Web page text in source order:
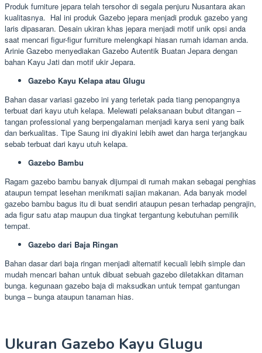
Produk furniture jepara telah tersohor di segala penjuru Nusantara akan
kualitasnya. Hal ini produk Gazebo jepara menjadi produk gazebo yang
laris dipasaran. Desain ukiran khas jepara menjadi motif unik opsi anda
saat mencari figur-figur furniture melengkapi hiasan rumah idaman anda.
Arinie Gazebo menyediakan Gazebo Autentik Buatan Jepara dengan
bahan Kayu Jati dan motif ukir Jepara.
Gazebo Kayu Kelapa atau Glugu
Bahan dasar variasi gazebo ini yang terletak pada tiang penopangnya
terbuat dari kayu utuh kelapa. Melewati pelaksanaan bubut ditangan –
tangan professional yang berpengalaman menjadi karya seni yang baik
dan berkualitas. Tipe Saung ini diyakini lebih awet dan harga terjangkau
sebab terbuat dari kayu utuh kelapa.
Gazebo Bambu
Ragam gazebo bambu banyak dijumpai di rumah makan sebagai penghias
ataupun tempat lesehan menikmati sajian makanan. Ada banyak model
gazebo bambu bagus itu di buat sendiri ataupun pesan terhadap pengrajin,
ada figur satu atap maupun dua tingkat tergantung kebutuhan pemilik
tempat.
Gazebo dari Baja Ringan
Bahan dasar dari baja ringan menjadi alternatif kecuali lebih simple dan
mudah mencari bahan untuk dibuat sebuah gazebo diletakkan ditaman
bunga. kegunaan gazebo baja di maksudkan untuk tempat gantungan
bunga – bunga ataupun tanaman hias.
Ukuran Gazebo Kayu Glugu